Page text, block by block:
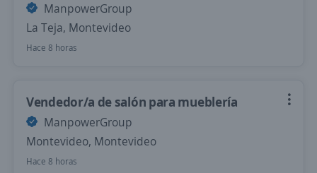
ManpowerGroup
La Teja, Montevideo
Hace 8 horas
Vendedor/a de salón para mueblería
ManpowerGroup
Montevideo, Montevideo
Hace 8 horas